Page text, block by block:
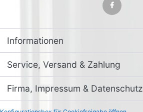
Informationen
Service, Versand & Zahlung
Firma, Impressum & Datenschutz